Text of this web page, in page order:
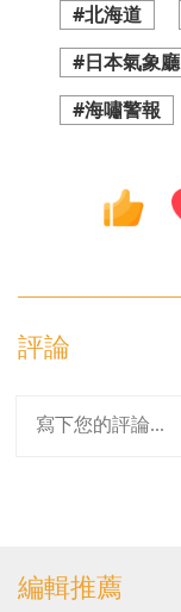
#北海道
#日本氣象廳
#海嘯警報
評論
編輯推薦